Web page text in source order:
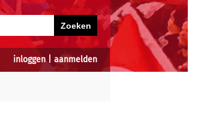
inloggen| aanmelden